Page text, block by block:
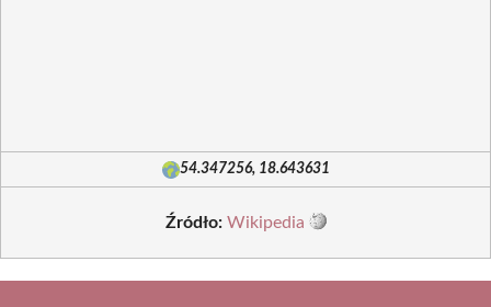
54.347256, 18.643631
Źródło: Wikipedia